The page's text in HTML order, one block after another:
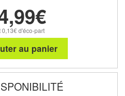
0,13€ d'éco-part
au panier